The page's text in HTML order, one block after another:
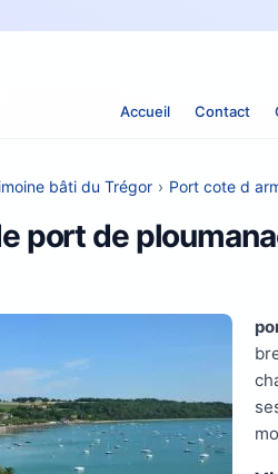
Accueil Contact
bâti du Trégor › Port cote d
port de